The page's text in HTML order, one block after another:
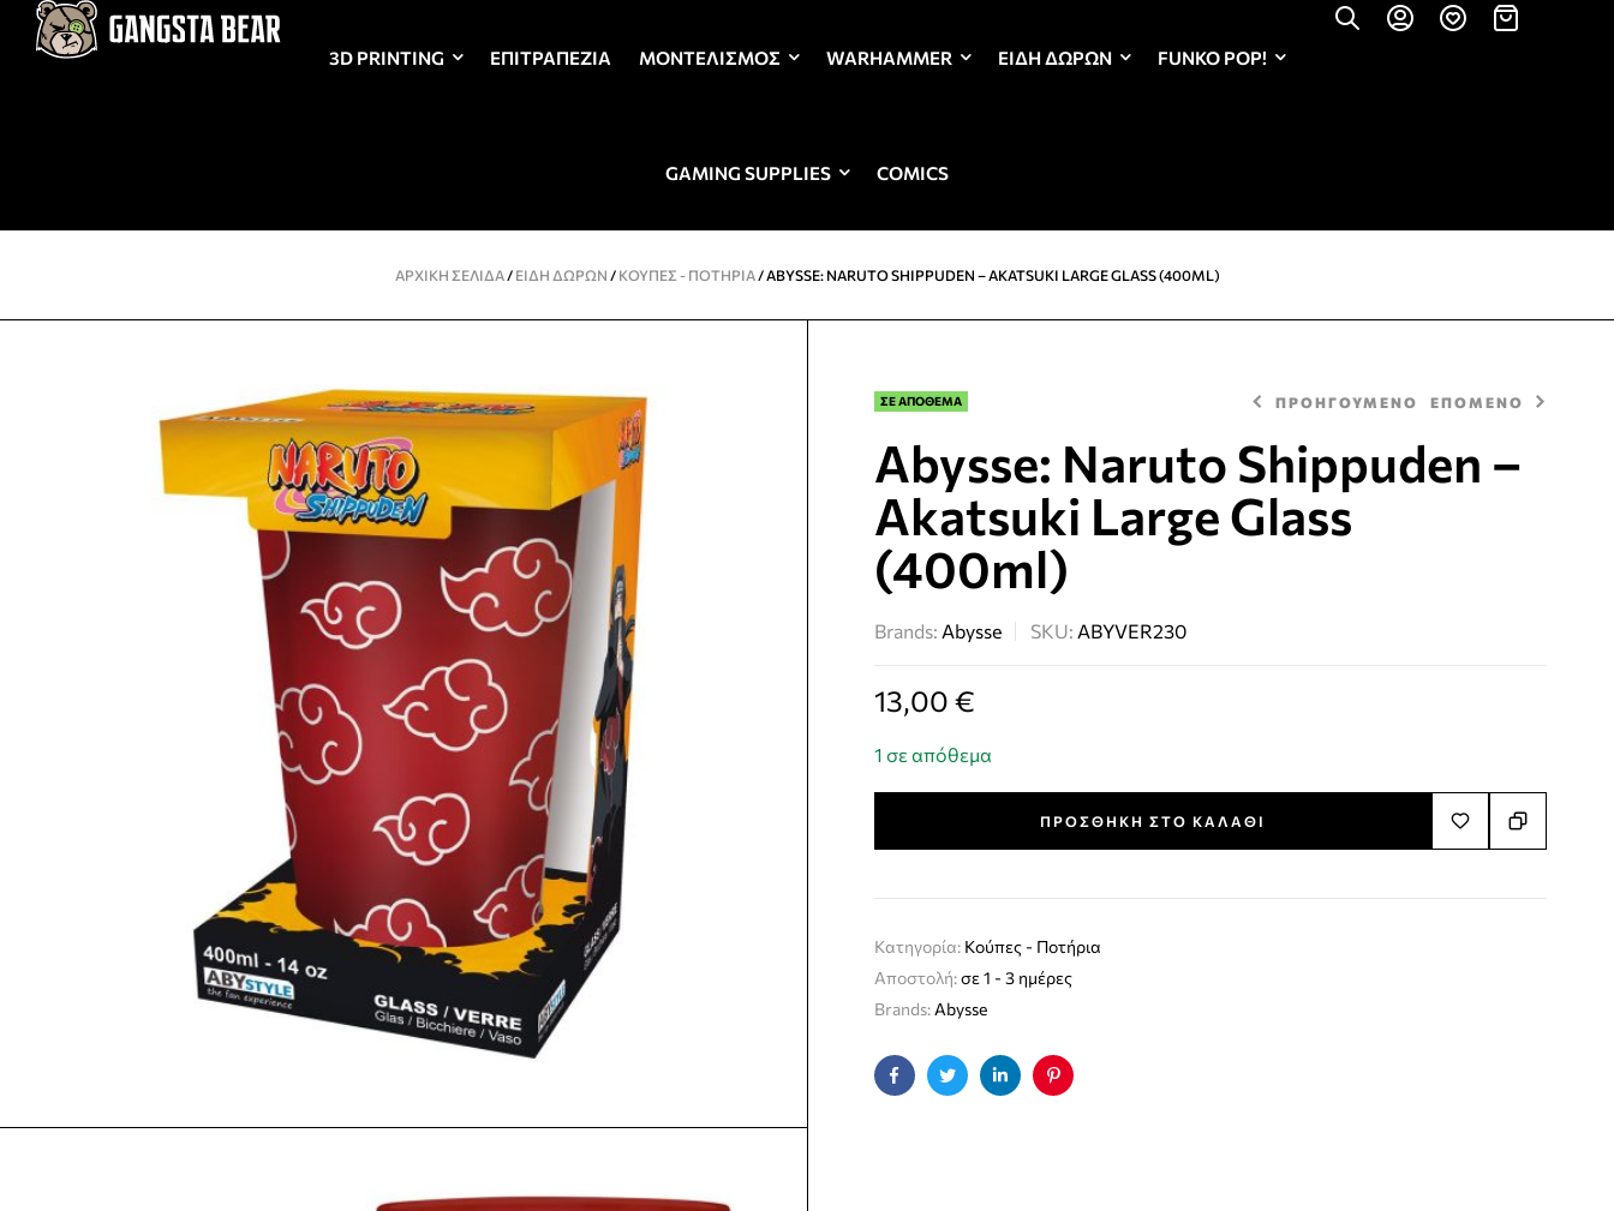
3D PRINTING ΕΠΙΤΡΑΠΈΖΙΑ ΜΟΝΤΕΛΙΣΜΌΣ WARHAMMER ΕΊΔΗ ΔΏΡΩΝ FUNKO POP!
GAMING SUPPLIES COMICS
ΑΡΧΙΚΉ ΣΕΛΊΔΑ/ ΕΙΔΗ ΔΩΡΩΝ / KΟΎΠΕΣ - ΠΟΤΉΡΙΑ/ ABYSSE: NARUTO SHIPPUDEN – AKATSUKI LARGE GLASS (400ML)
ΣΕ ΑΠΟΘΕΜΑ ΠΡΟΗΓΟΥΜΕΝΟ ΕΠΟΜΕΝΟ
Abysse: Naruto Shippuden –
Akatsuki Large Glass
(400ml)
Brands: Abysse SKU: ABYVER230
13,00 €
1 σε απόθεμα
ΠΡΟΣΘΉΚΗ ΣΤΟ ΚΑΛΆΘΙ
Κατηγορία: Kούπες - Ποτήρια
Αποστολή:σε 1 - 3 ημέρες
Brands: Abysse
FacebookTwitterLinkedinPinterest